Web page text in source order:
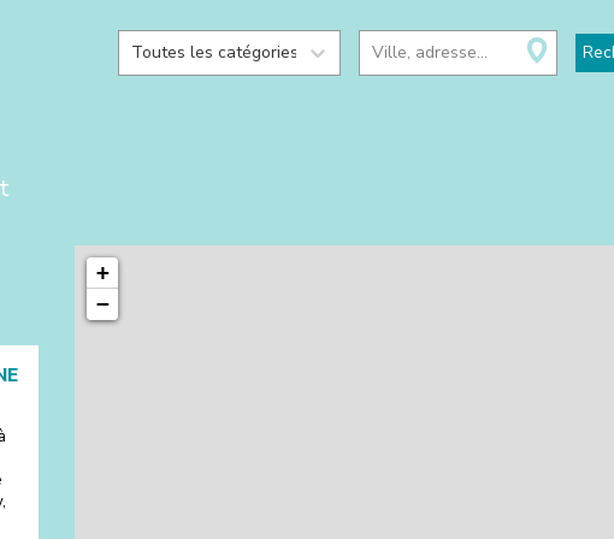
Toutes les catégories Ville, adresse...
+
−